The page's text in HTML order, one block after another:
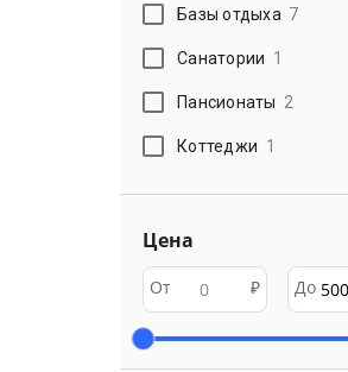
Базы отдыха 7
Санатории 1
Пансионаты 2
Коттеджи 1
Цена
От ₽ До